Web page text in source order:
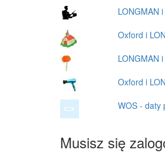
LONGMAN
Oxford i
LONGMAN
Oxford i
WOS - daty
Musisz się